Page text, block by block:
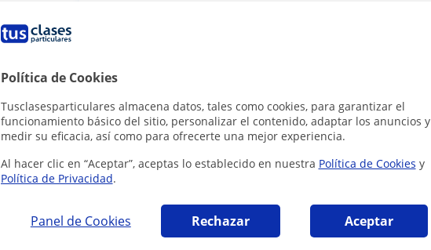
Política de Cookies
Tusclasesparticulares almacena datos, tales como cookies, para garantizar el
funcionamiento básico del sitio, personalizar el contenido, adaptar los anuncios y
medir su eficacia, así como para ofrecerte una mejor experiencia.
Al hacer clic en “Aceptar”, aceptas lo establecido en nuestra Política de Cookies y
Política de Privacidad.
Panel de Cookies Rechazar Aceptar